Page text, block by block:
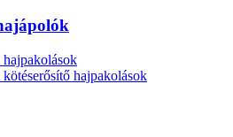
hajpakolások